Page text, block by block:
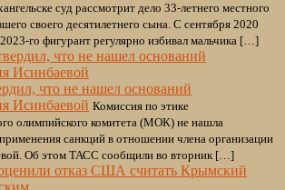
суд рассмотрит дело 33-летнего местного
своего десятилетнего сына. С сентября 2020
го фигурант регулярно избивал мальчика […]
что не нашел оснований
Исинбаевой Комиссия по этике
олимпийского комитета (МОК) не нашла
санкций в отношении члена организации
Об этом ТАСС сообщили во вторник […]